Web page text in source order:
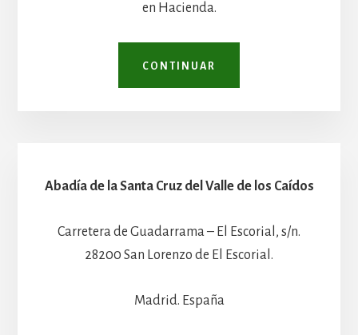
en Hacienda.
CONTINUAR
Abadía de la Santa Cruz del Valle de los Caídos
Carretera de Guadarrama – El Escorial, s/n.
28200 San Lorenzo de El Escorial.
Madrid. España